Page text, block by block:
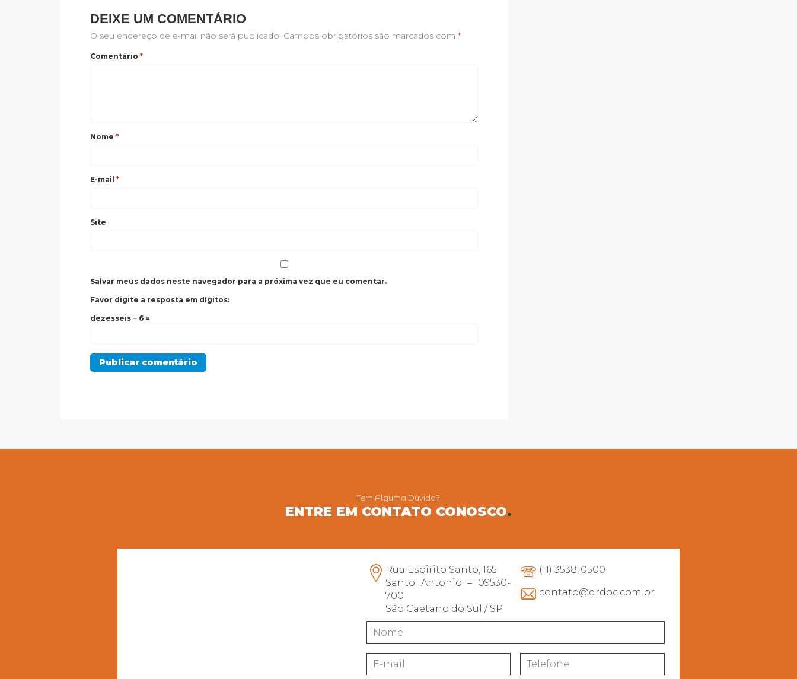
DEIXE UM COMENTÁRIO
O seu endereço de e-mail não será publicado. Campos obrigatórios são marcados com *
Comentário *
Nome *
E-mail *
Site
Salvar meus dados neste navegador para a próxima vez que eu comentar.
Favor digite a resposta em dígitos:
dezesseis − 6 =
Tem Alguma Dúvida?
ENTRE EM CONTATO CONOSCO.
Rua Espirito Santo, 165
Santo Antonio – 09530-
700
São Caetano do Sul / SP
(11) 3538-0500
contato@drdoc.com.br